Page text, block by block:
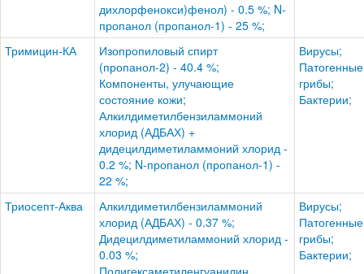
дихлорфенокси)фенол) - 0.5 %; N-
пропанол (пропанол-1) - 25 %;
Тримицин-КА
Изопропиловый спирт
(пропанол-2) - 40.4 %;
Компоненты, улучающие
состояние кожи;
Алкилдиметилбензиламмоний
хлорид (АДБАХ) +
дидецилдиметиламмоний хлорид -
0.2 %; N-пропанол (пропанол-1) -
22 %;
Вирусы;
Патогенные
грибы;
Бактерии;
Триосепт-Аква
Алкилдиметилбензиламмоний
хлорид (АДБАХ) - 0.37 %;
Дидецилдиметиламмоний хлорид -
0.03 %;
Полигексаметиленгуанидин
Вирусы;
Патогенные
грибы;
Бактерии;